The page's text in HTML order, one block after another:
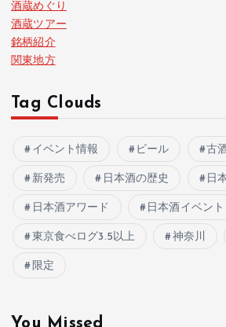
酒蔵めぐり
酒蔵ツアー
銘柄紹介
関東地方
Tag Clouds
イベント情報 ビール 古
新発売 日本酒の歴史 日
日本酒アワード 日本酒イベント
東京食べログ3.5以上 神奈川
限定
You Missed